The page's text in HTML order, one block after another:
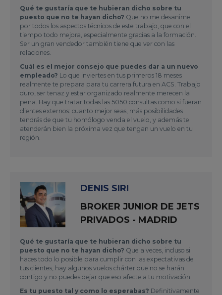
Qué te gustaría que te hubieran dicho sobre tu
puesto que no te hayan dicho? Que no me desanime
por todos los aspectos técnicos de este trabajo, que con el
tiempo todo mejora, especialmente gracias a la formación.
Ser un gran vendedor también tiene que ver con las
relaciones.
Cuál es el mejor consejo que puedes dar a un nuevo
empleado? Lo que inviertes en tus primeros 18 meses
realmente te prepara para tu carrera futura en ACS. Trabajo
duro, ser tenaz y estar organizado realmente merecen la
pena. Hay que tratar todas las 5050 consultas como si fueran
clientes externos: cuanto mejor seas, más posibilidades
tendrás de que tu homólogo venda el vuelo, y además te
atenderán bien la próxima vez que tengan un vuelo en tu
región.
DENIS SIRI
BROKER JUNIOR DE JETS
PRIVADOS - MADRID
Qué te gustaría que te hubieran dicho sobre tu
puesto que no te hayan dicho? Que a veces, incluso si
haces todo lo posible para cumplir con las expectativas de
tus clientes, hay algunos vuelos chárter que no se harán
contigo y no puedes dejar que eso afecte a tu motivación.
Es tu puesto tal y como lo esperabas? Definitivamente